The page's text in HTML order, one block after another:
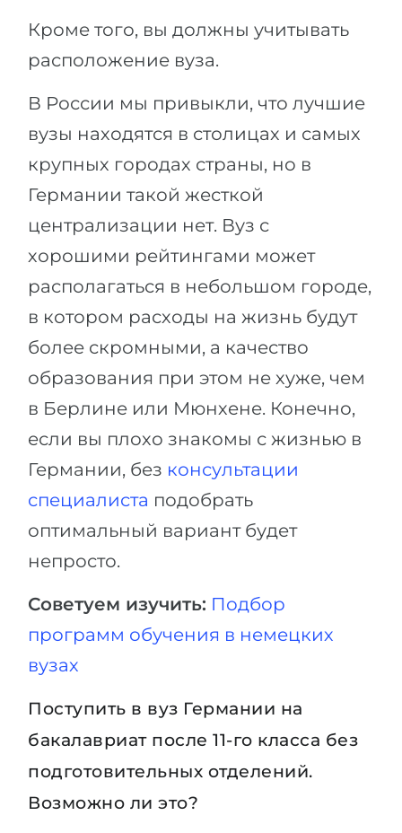
Кроме того, вы должны учитывать
расположение вуза.
В России мы привыкли, что лучшие
вузы находятся в столицах и самых
крупных городах страны, но в
Германии такой жесткой
централизации нет. Вуз с
хорошими рейтингами может
располагаться в небольшом городе,
в котором расходы на жизнь будут
более скромными, а качество
образования при этом не хуже, чем
в Берлине или Мюнхене. Конечно,
если вы плохо знакомы с жизнью в
Германии, без консультации
специалиста подобрать
оптимальный вариант будет
непросто.
Советуем изучить: Подбор
программ обучения в немецких
вузах
Поступить в вуз Германии на
бакалавриат после 11-го класса без
подготовительных отделений.
Возможно ли это?